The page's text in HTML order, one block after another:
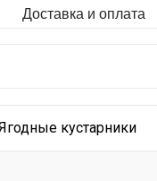
Доставка и оплата
кустарники